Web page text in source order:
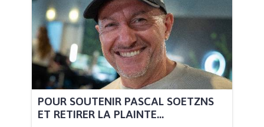
POUR SOUTENIR PASCAL SOETZNS
ET RETIRER LA PLAINTE...